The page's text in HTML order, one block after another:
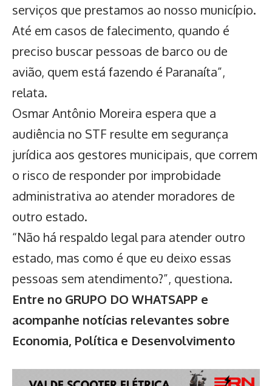
serviços que prestamos ao nosso município.
Até em casos de falecimento, quando é
preciso buscar pessoas de barco ou de
avião, quem está fazendo é Paranaíta”,
relata.
Osmar Antônio Moreira espera que a
audiência no STF resulte em segurança
jurídica aos gestores municipais, que correm
o risco de responder por improbidade
administrativa ao atender moradores de
outro estado.
“Não há respaldo legal para atender outro
estado, mas como é que eu deixo essas
pessoas sem atendimento?”, questiona.
Entre no GRUPO DO WHATSAPP e
acompanhe notícias relevantes sobre
Economia, Política e Desenvolvimento